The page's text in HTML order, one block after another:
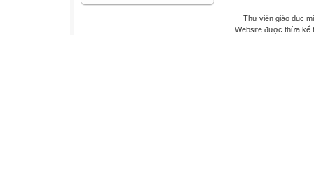
Thư viện giáo dục
Website được thừa kế